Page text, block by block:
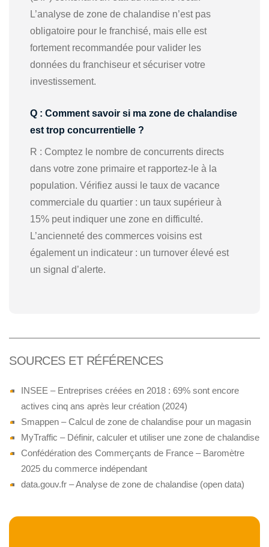
L’analyse de zone de chalandise n’est pas
obligatoire pour le franchisé, mais elle est
fortement recommandée pour valider les
données du franchiseur et sécuriser votre
investissement.
Q : Comment savoir si ma zone de chalandise
est trop concurrentielle ?
R : Comptez le nombre de concurrents directs
dans votre zone primaire et rapportez-le à la
population. Vérifiez aussi le taux de vacance
commerciale du quartier : un taux supérieur à
15% peut indiquer une zone en difficulté.
L’ancienneté des commerces voisins est
également un indicateur : un turnover élevé est
un signal d’alerte.
SOURCES ET RÉFÉRENCES
INSEE – Entreprises créées en 2018 : 69% sont encore
actives cinq ans après leur création (2024)
Smappen – Calcul de zone de chalandise pour un magasin
MyTraffic – Définir, calculer et utiliser une zone de chalandise
Confédération des Commerçants de France – Baromètre
2025 du commerce indépendant
data.gouv.fr – Analyse de zone de chalandise (open data)